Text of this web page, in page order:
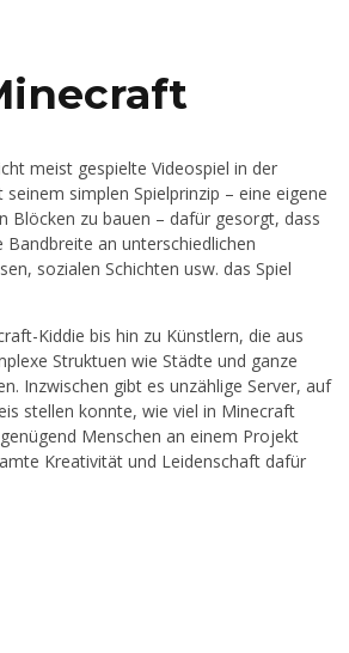
meist gespielte Videospiel in der
simplen Spielprinzip – eine eigene
Blöcken zu bauen – dafür gesorgt, dass
Bandbreite an unterschiedlichen
sozialen Schichten usw. das Spiel
Kiddie bis hin zu Künstlern, die aus
Struktuen wie Städte und ganze
Inzwischen gibt es unzählige Server, auf
stellen konnte, wie viel in Minecraft
Menschen an einem Projekt
Kreativität und Leidenschaft dafür